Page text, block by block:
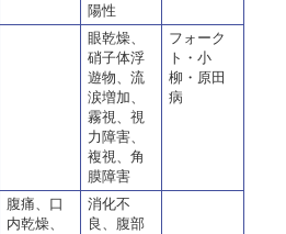
陽性
眼乾燥、
硝子体浮
遊物、流
涙増加、
霧視、視
力障害、
複視、角
膜障害
フォーク
ト・小
柳・原田
病
腹痛、口
内乾燥、
消化不
良、腹部